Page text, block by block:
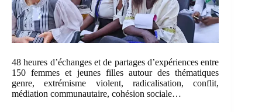
48 heures d’échanges et de partages d’expériences entre
150 femmes et jeunes filles autour des thématiques
genre, extrémisme violent, radicalisation, conflit,
médiation communautaire, cohésion sociale…